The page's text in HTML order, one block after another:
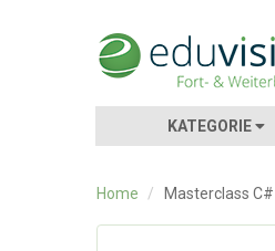
KATEGORIE
Home / Masterclass C#